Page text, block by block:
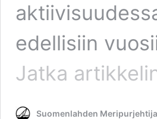
edellisiin
Jatka
Suomenlahden